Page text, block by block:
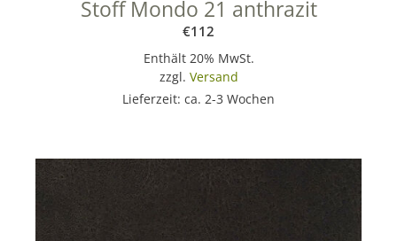
Stoff Mondo 21 anthrazit
€112
Enthält 20% MwSt.
zzgl. Versand
Lieferzeit: ca. 2-3 Wochen